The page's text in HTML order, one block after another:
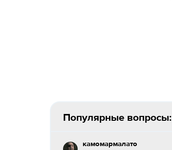
Популярные вопросы:
камомармалато